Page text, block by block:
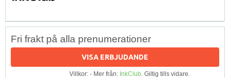
Fri frakt på alla prenumerationer
VISA ERBJUDANDE
Villkor: - Mer från: InkClub. Giltig tills vidare.